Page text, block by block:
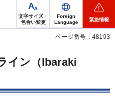
文字サイズ・
色合い変更
Foreign
Language
緊急情報
ページ番号：48193
イン（Ibaraki